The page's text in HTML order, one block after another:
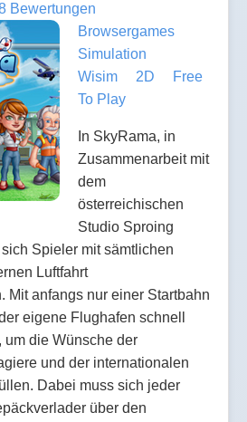
Bewertungen
Browsergames
Simulation
Wisim
2D
Free
To Play
In SkyRama, in
Zusammenarbeit mit
dem
österreichischen
Studio Sproing
Spieler mit sämtlichen
Luftfahrt
Mit anfangs nur einer Startbahn
eigene Flughafen schnell
um die Wünsche der
und der internationalen
Dabei muss sich jeder
über den